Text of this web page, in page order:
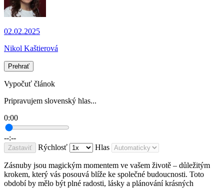
02.02.2025
Nikol Kaštierová
Prehrať
Vypočuť článok
Pripravujem slovenský hlas...
0:00
--:--
Zastaviť Rýchlosť Hlas
Zásnuby jsou magickým momentem ve vašem životě – důležitým
krokem, který vás posouvá blíže ke společné budoucnosti. Toto
období by mělo být plné radosti, lásky a plánování krásných